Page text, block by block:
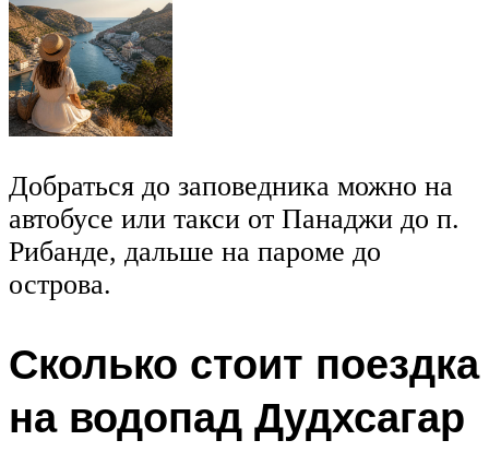
Добраться до заповедника можно на
автобусе или такси от Панаджи до п.
Рибанде, дальше на пароме до
острова.
Сколько стоит поездка
на водопад Дудхсагар